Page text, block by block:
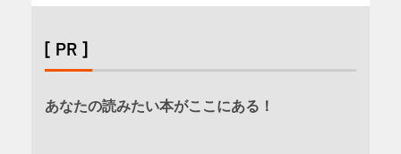
[ PR ]
あなたの読みたい本がここにある！